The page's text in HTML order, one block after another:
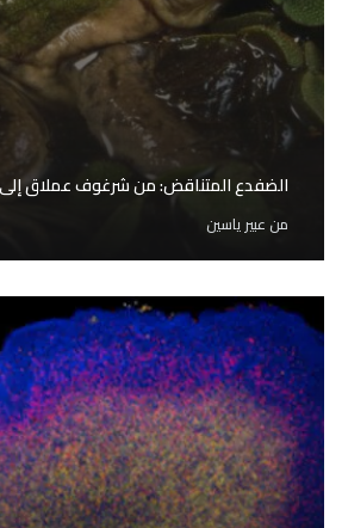
الضفدع المتناقض: من شرغوف عملاق
من عبير ياسين